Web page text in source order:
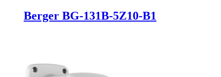
Berger BG-131B-5Z10-B1